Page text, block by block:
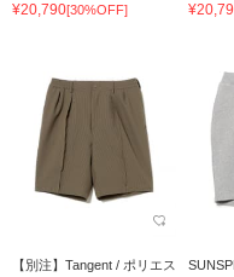
¥20,790[30%OFF]
【別注】Tangent / ポリエス